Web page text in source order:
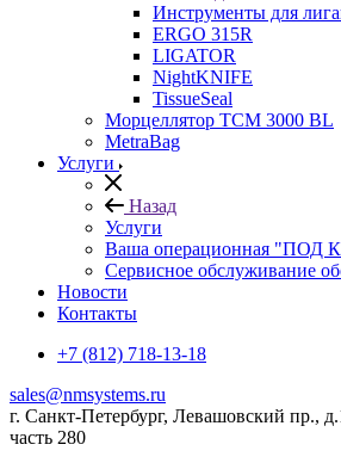
Инструменты для
ERGO 315R
LIGATOR
NightKNIFE
TissueSeal
Морцеллятор ТСМ 3000 BL
MetraBag
Услуги
Назад
Услуги
Ваша операционная "ПОД
Сервисное обслуживание
Новости
Контакты
+7 (812) 718-13-18
sales@nmsystems.ru
г. Санкт-Петербург, Левашовский пр.,
часть 280